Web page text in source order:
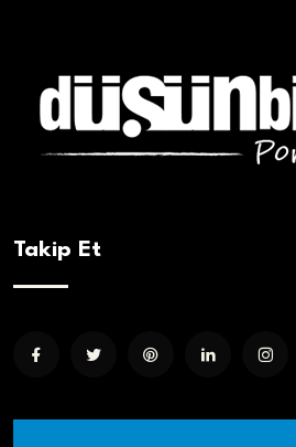
Takip Et